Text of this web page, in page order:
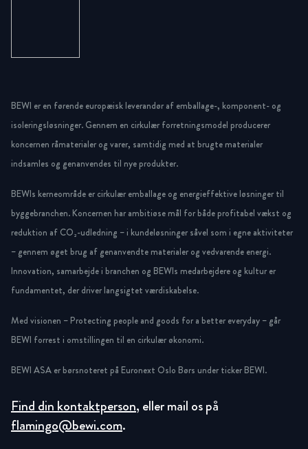
BEWI er en førende europæisk leverandør af emballage-, komponent- og
isoleringsløsninger. Gennem en cirkulær forretningsmodel producerer
koncernen råmaterialer og varer, samtidig med at brugte materialer
indsamles og genanvendes til nye produkter.
BEWIs kerneområde er cirkulær emballage og energieffektive løsninger til
byggebranchen. Koncernen har ambitiøse mål for både profitabel vækst og
reduktion af CO₂-udledning – i kundeløsninger såvel som i egne aktiviteter
– gennem øget brug af genanvendte materialer og vedvarende energi.
Innovation, samarbejde i branchen og BEWIs medarbejdere og kultur er
fundamentet, der driver langsigtet værdiskabelse.
Med visionen – Protecting people and goods for a better everyday – går
BEWI forrest i omstillingen til en cirkulær økonomi.
BEWI ASA er børsnoteret på Euronext Oslo Børs under ticker BEWI.
Find din kontaktperson, eller mail os på
flamingo@bewi.com.